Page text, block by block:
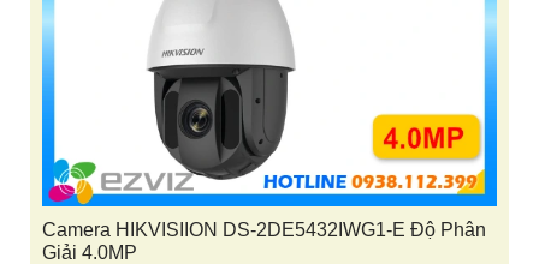
Camera HIKVISIION DS-2DE5432IWG1-E Độ Phân
Giải 4.0MP